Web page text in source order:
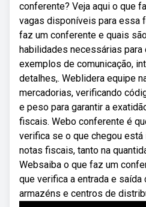
conferente? Veja aqui o que
vagas disponíveis para essa
faz um conferente e quais
habilidades necessárias para
exemplos de comunicação,
detalhes,. Weblidera equipe
mercadorias, verificando
e peso para garantir a
fiscais. Webo conferente é
verifica se o que chegou
notas fiscais, tanto na
Websaiba o que faz um
que verifica a entrada e
armazéns e centros de